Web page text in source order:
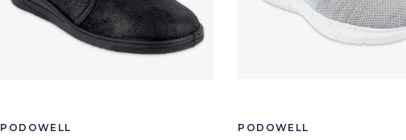
Dispositif médical de
PODOWELL PODOWELL